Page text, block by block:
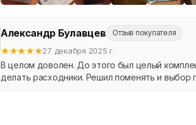
Александр Булавцев Отзыв покупателя
★★★★★27 декабря 2025 г.
В целом доволен. До этого был целый
делать расходники. Решил поменять и выбор